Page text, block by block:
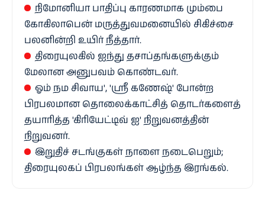
நிமோனியா பாதிப்பு காரணமாக மும்பை
கோகிலாபென் மருத்துவமனையில் சிகிச்சை
பலனின்றி உயிர் நீத்தார்.
திரையுலகில் ஐந்து தசாப்தங்களுக்கும்
மேலான அனுபவம் கொண்டவர்.
ஓம் நம சிவாய', 'ஸ்ரீ கணேஷ்' போன்ற
பிரபலமான தொலைக்காட்சித் தொடர்களைத்
தயாரித்த 'கிரியேட்டிவ் ஐ' நிறுவனத்தின்
நிறுவனர்.
இறுதிச் சடங்குகள் நாளை நடைபெறும்;
திரையுலகப் பிரபலங்கள் ஆழ்ந்த இரங்கல்.